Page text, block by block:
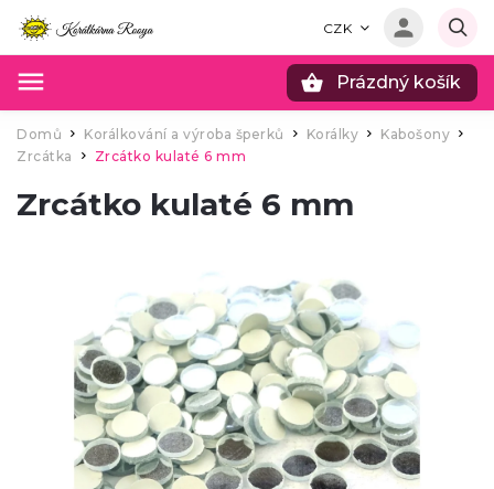
CZK
Prázdný košík
Domů / Korálkování a výroba šperků Korálky / Kabošony /
Zrcátka
Zrcátko kulaté 6 mm
Zrcátko kulaté 6 mm